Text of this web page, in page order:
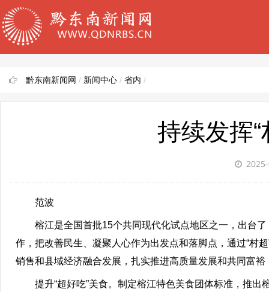
黔东南新闻网 / 新闻中心 / 省内 /
持续发挥
范波
榕江是全国首批15个共同现代化试点地区之一，出台
作，把改善民生、凝聚人心作为出发点和落脚点，通过“村
销售和县域经济融合发展，扎实推进高质量发展和共同富
提升“超好吃”美食。制定榕江特色美食团体标准，推